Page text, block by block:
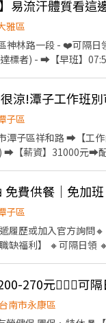
雅區
神林路一段 - ❤️可隔
標者) - ➡️【早班】
台操作.流水線組裝操
】享有勞保.健保.團保
遞履歷➡快速接洽面
賴詢問:@927wcdri
子區
潭子區祥和路 ➡️【工
➡️【薪資】31000元➡️
加班平均約45K ✨需
金❤️ 滿1個月可領
日 ✅【安心就業】享
機車停車位 - ❤️請先
嘉 工作攏低嘉↓↓ ☎️
╚~~♥~~♥~~⭐️【
子區
履歷或加入官方詢
台南市永康區